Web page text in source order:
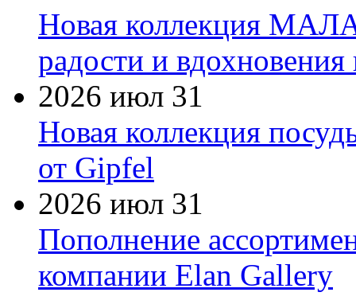
Новая коллекция
радости и
2026 июл 31
Новая коллекция
от Gipfel
2026 июл 31
Пополнение
компании Elan Gallery